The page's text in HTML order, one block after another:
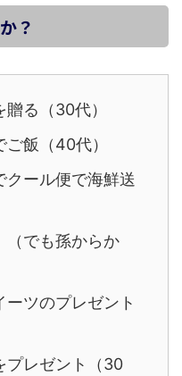
？
る（30代）
飯（40代）
クール便で海鮮送
（でも孫からか
ツのプレゼント
プレゼント（30